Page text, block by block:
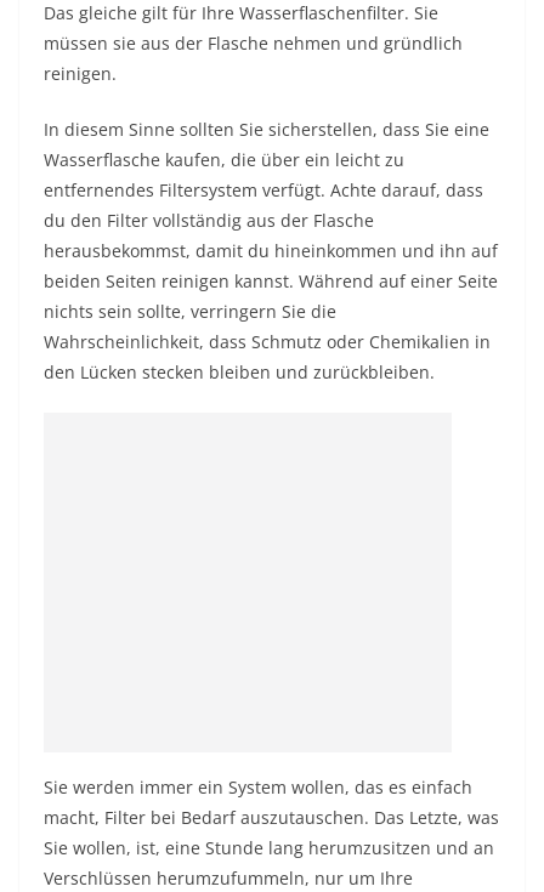
Das gleiche gilt für Ihre Wasserflaschenfilter. Sie
müssen sie aus der Flasche nehmen und gründlich
reinigen.
In diesem Sinne sollten Sie sicherstellen, dass Sie eine
Wasserflasche kaufen, die über ein leicht zu
entfernendes Filtersystem verfügt. Achte darauf, dass
du den Filter vollständig aus der Flasche
herausbekommst, damit du hineinkommen und ihn auf
beiden Seiten reinigen kannst. Während auf einer Seite
nichts sein sollte, verringern Sie die
Wahrscheinlichkeit, dass Schmutz oder Chemikalien in
den Lücken stecken bleiben und zurückbleiben.
Sie werden immer ein System wollen, das es einfach
macht, Filter bei Bedarf auszutauschen. Das Letzte, was
Sie wollen, ist, eine Stunde lang herumzusitzen und an
Verschlüssen herumzufummeln, nur um Ihre